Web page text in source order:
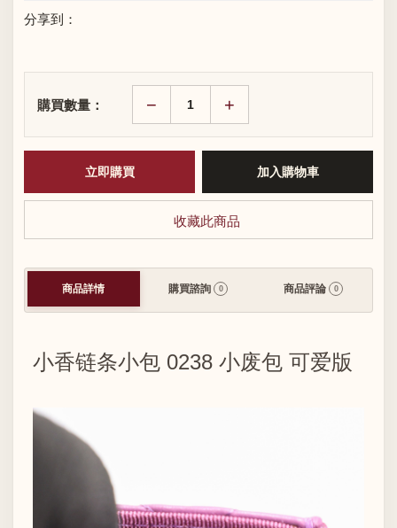
分享到：
購買數量： +
−
收藏此商品
商品詳情 購買諮詢 0 商品評論 0
小香链条小包 0238 小废包 可爱版